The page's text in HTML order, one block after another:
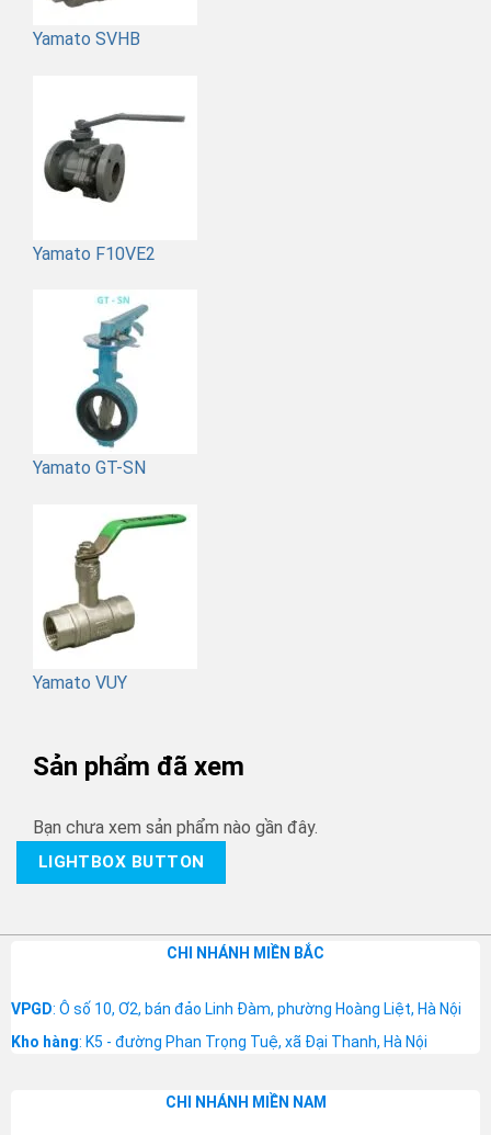
Yamato SVHB
Yamato F10VE2
Yamato GT-SN
Yamato VUY
Sản phẩm đã xem
Bạn chưa xem sản phẩm nào gần đây.
LIGHTBOX BUTTON
CHI NHÁNH MIỀN BẮC
VPGD: Ô số 10, Ơ2, bán đảo Linh Đàm, phường Hoàng Liệt, Hà Nội
Kho hàng: K5 - đường Phan Trọng Tuệ, xã Đại Thanh, Hà Nội
CHI NHÁNH MIỀN NAM